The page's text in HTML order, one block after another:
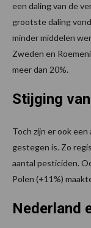
een daling van de
grootste daling
minder middelen
Zweden en
meer dan 20%.
Stijging
Toch zijn er ook
gestegen is. Zo
aantal pesticiden.
Polen (+11%)
Nederland